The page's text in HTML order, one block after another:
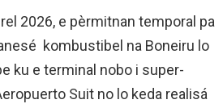
2026, e pèrmitnan temporal pa
kombustibel na Boneiru lo
ku e terminal nobo i super-
Suit no lo keda realisá